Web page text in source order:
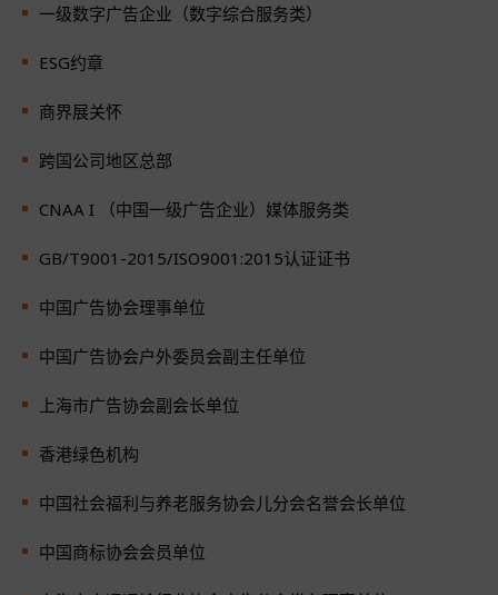
一级数字广告企业（数字综合服务类）
ESG约章
商界展关怀
跨国公司地区总部
CNAA I （中国一级广告企业）媒体服务类
GB/T9001-2015/ISO9001:2015认证证书
中国广告协会理事单位
中国广告协会户外委员会副主任单位
上海市广告协会副会长单位
香港绿色机构
中国社会福利与养老服务协会儿分会名誉会长单位
中国商标协会会员单位